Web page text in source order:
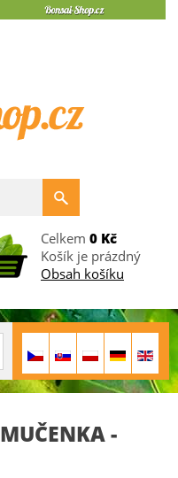
Celkem 0 Kč
Košík je prázdný
Obsah košíku
MUČENKA -